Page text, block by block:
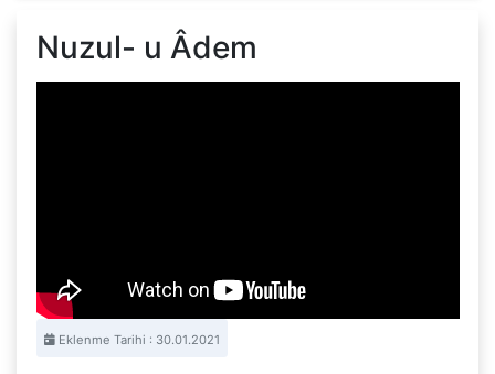
Nuzul- u Âdem
Eklenme Tarihi : 30.01.2021